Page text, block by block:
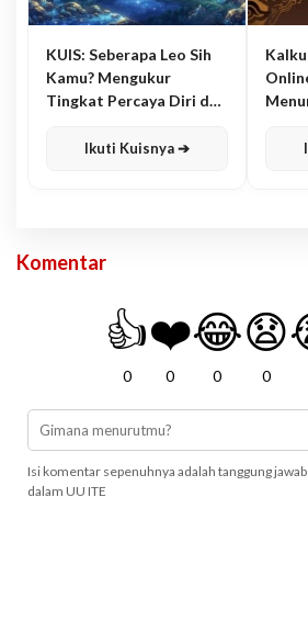
KUIS: Seberapa Leo Sih
Kamu? Mengukur
Tingkat Percaya Diri dan
Ikuti Kuisnya ➔
Komentar
👍
0
❤️
0
😂
0
😧
0
Isi komentar sepenuhnya adalah tanggung
dalam UU ITE